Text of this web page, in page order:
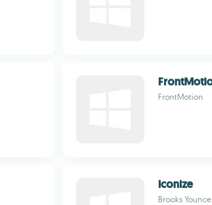
FrontMotion
Iconize
Brooks Younce